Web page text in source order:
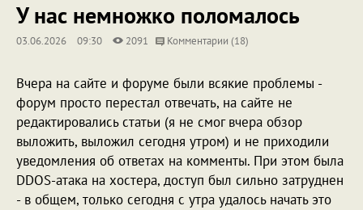
У нас немножко поломалось
03.06.2026 09:30 2091 Комментарии (18)
Вчера на сайте и форуме были всякие проблемы -
форум просто перестал отвечать, на сайте не
редактировались статьи (я не смог вчера обзор
выложить, выложил сегодня утром) и не приходили
уведомления об ответах на комменты. При этом была
DDOS-атака на хостера, доступ был сильно затруднен
- в общем, только сегодня с утра удалось начать это